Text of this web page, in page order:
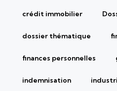
crédit immobilier
dossier thématique
finances personnelles
indemnisation